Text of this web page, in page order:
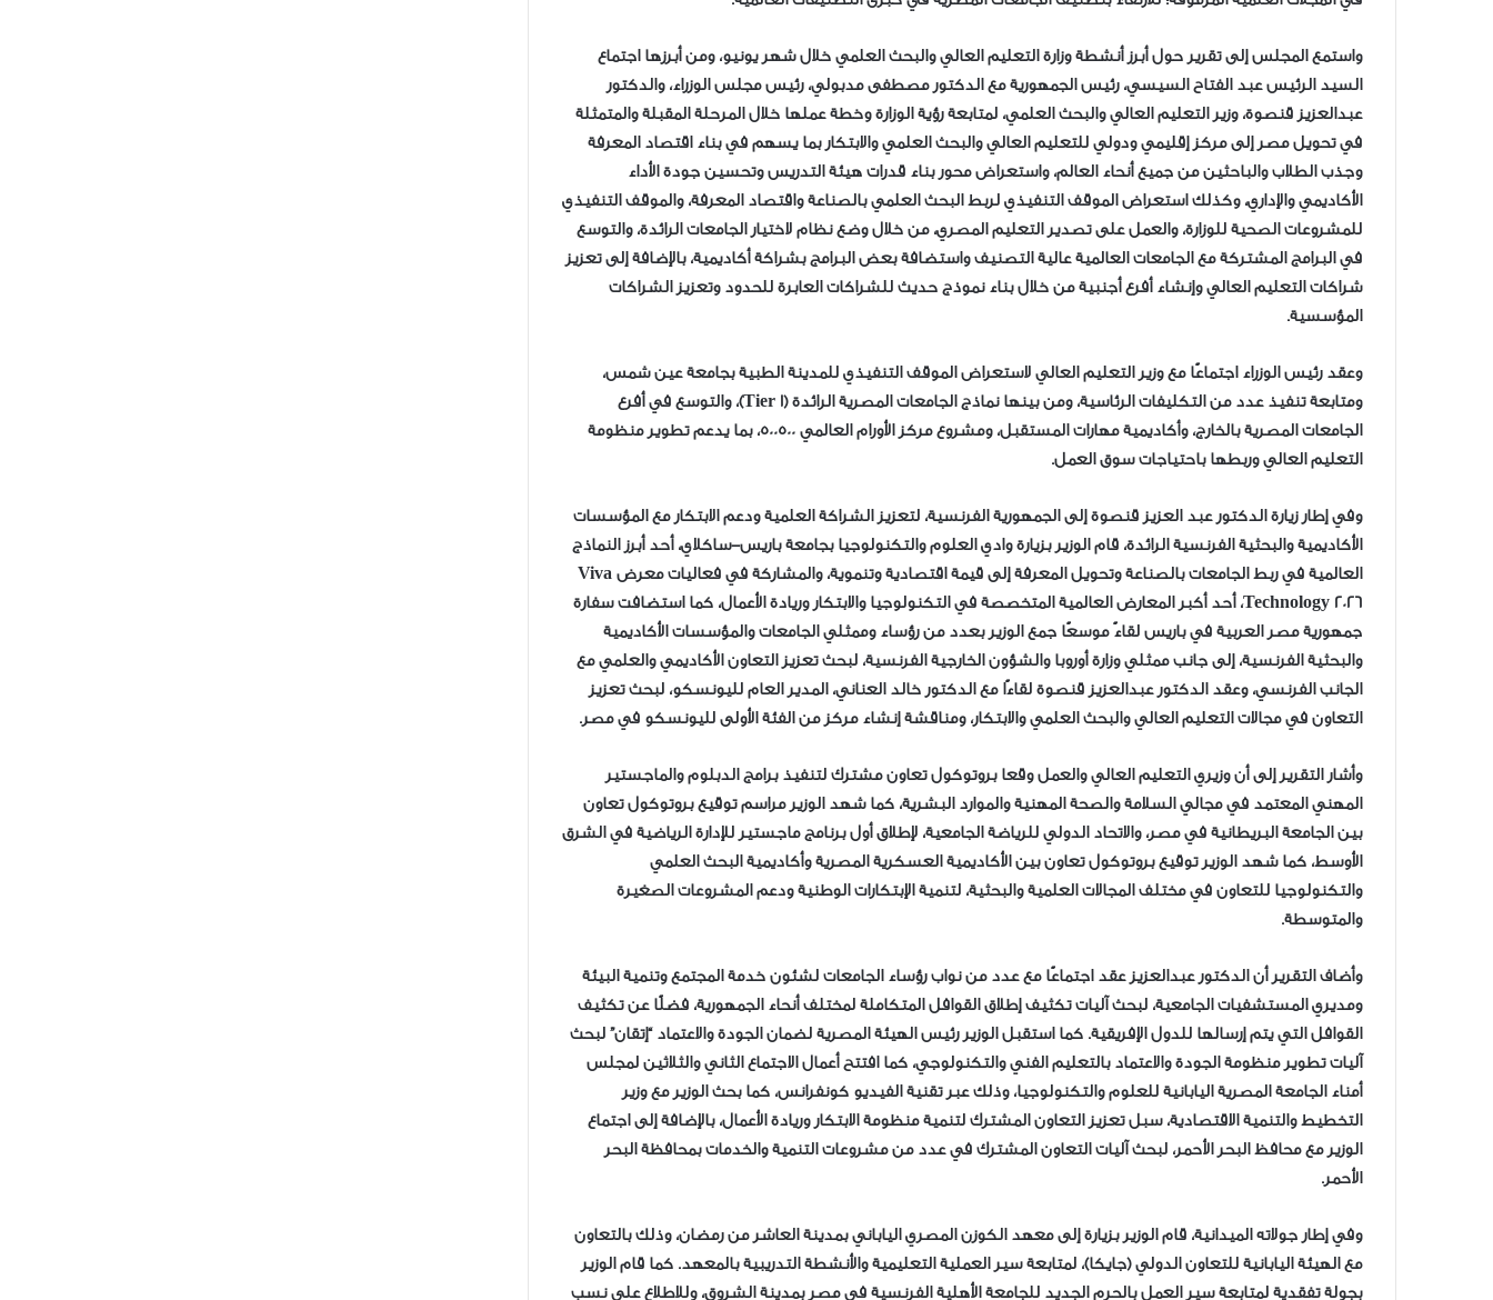
واستمع المجلس إلى تقرير حول أبرز أنشطة وزارة التعليم العالي والبحث العلمي خلال شهر يونيو، ومن أبرزها اجتماع
السيد الرئيس عبد الفتاح السيسي، رئيس الجمهورية مع الدكتور مصطفى مدبولي، رئيس مجلس الوزراء، والدكتور
عبدالعزيز قنصوة، وزير التعليم العالي والبحث العلمي، لمتابعة رؤية الوزارة وخطة عملها خلال المرحلة المقبلة والمتمثلة
في تحويل مصر إلى مركز إقليمي ودولي للتعليم العالي والبحث العلمي والابتكار بما يسهم في بناء اقتصاد المعرفة
وجذب الطلاب والباحثين من جميع أنحاء العالم، واستعراض محور بناء قدرات هيئة التدريس وتحسين جودة الأداء
الأكاديمي والإداري، وكذلك استعراض الموقف التنفيذي لربط البحث العلمي بالصناعة واقتصاد المعرفة، والموقف التنفيذي
للمشروعات الصحية للوزارة، والعمل على تصدير التعليم المصري، من خلال وضع نظام لاختيار الجامعات الرائدة، والتوسع
في البرامج المشتركة مع الجامعات العالمية عالية التصنيف واستضافة بعض البرامج بشراكة أكاديمية، بالإضافة إلى تعزيز
شراكات التعليم العالي وإنشاء أفرع أجنبية من خلال بناء نموذج حديث للشراكات العابرة للحدود وتعزيز الشراكات
المؤسسية.
وعقد رئيس الوزراء اجتماعًا مع وزير التعليم العالي لاستعراض الموقف التنفيذي للمدينة الطبية بجامعة عين شمس،
ومتابعة تنفيذ عدد من التكليفات الرئاسية، ومن بينها نماذج الجامعات المصرية الرائدة (Tier 1)، والتوسع في أفرع
الجامعات المصرية بالخارج، وأكاديمية مهارات المستقبل، ومشروع مركز الأورام العالمي 500500، بما يدعم تطوير منظومة
التعليم العالي وربطها باحتياجات سوق العمل.
وفي إطار زيارة الدكتور عبد العزيز قنصوة إلى الجمهورية الفرنسية، لتعزيز الشراكة العلمية ودعم الابتكار مع المؤسسات
الأكاديمية والبحثية الفرنسية الرائدة، قام الوزير بزيارة وادي العلوم والتكنولوجيا بجامعة باريس-ساكلاي، أحد أبرز النماذج
العالمية في ربط الجامعات بالصناعة وتحويل المعرفة إلى قيمة اقتصادية وتنموية، والمشاركة في فعاليات معرض Viva
Technology 2026، أحد أكبر المعارض العالمية المتخصصة في التكنولوجيا والابتكار وريادة الأعمال، كما استضافت سفارة
جمهورية مصر العربية في باريس لقاءً موسعًا جمع الوزير بعدد من رؤساء وممثلي الجامعات والمؤسسات الأكاديمية
والبحثية الفرنسية، إلى جانب ممثلي وزارة أوروبا والشؤون الخارجية الفرنسية، لبحث تعزيز التعاون الأكاديمي والعلمي مع
الجانب الفرنسي، وعقد الدكتور عبدالعزيز قنصوة لقاءًا مع الدكتور خالد العناني، المدير العام لليونسكو، لبحث تعزيز
التعاون في مجالات التعليم العالي والبحث العلمي والابتكار، ومناقشة إنشاء مركز من الفئة الأولى لليونسكو في مصر.
وأشار التقرير إلى أن وزيري التعليم العالي والعمل وقعا بروتوكول تعاون مشترك لتنفيذ برامج الدبلوم والماجستير
المهني المعتمد في مجالي السلامة والصحة المهنية والموارد البشرية، كما شهد الوزير مراسم توقيع بروتوكول تعاون
بين الجامعة البريطانية في مصر، والاتحاد الدولي للرياضة الجامعية، لإطلاق أول برنامج ماجستير للإدارة الرياضية في الشرق
الأوسط، كما شهد الوزير توقيع بروتوكول تعاون بين الأكاديمية العسكرية المصرية وأكاديمية البحث العلمي
والتكنولوجيا للتعاون في مختلف المجالات العلمية والبحثية، لتنمية الإبتكارات الوطنية ودعم المشروعات الصغيرة
والمتوسطة.
وأضاف التقرير أن الدكتور عبدالعزيز عقد اجتماعًا مع عدد من نواب رؤساء الجامعات لشئون خدمة المجتمع وتنمية البيئة
ومديري المستشفيات الجامعية، لبحث آليات تكثيف إطلاق القوافل المتكاملة لمختلف أنحاء الجمهورية، فضلًا عن تكثيف
القوافل التي يتم إرسالها للدول الإفريقية. كما استقبل الوزير رئيس الهيئة المصرية لضمان الجودة والاعتماد “إتقان” لبحث
آليات تطوير منظومة الجودة والاعتماد بالتعليم الفني والتكنولوجي، كما افتتح أعمال الاجتماع الثاني والثلاثين لمجلس
أمناء الجامعة المصرية اليابانية للعلوم والتكنولوجيا، وذلك عبر تقنية الفيديو كونفرانس، كما بحث الوزير مع وزير
التخطيط والتنمية الاقتصادية، سبل تعزيز التعاون المشترك لتنمية منظومة الابتكار وريادة الأعمال، بالإضافة إلى اجتماع
الوزير مع محافظ البحر الأحمر، لبحث آليات التعاون المشترك في عدد من مشروعات التنمية والخدمات بمحافظة البحر
الأحمر.
وفي إطار جولاته الميدانية، قام الوزير بزيارة إلى معهد الكوزن المصري الياباني بمدينة العاشر من رمضان، وذلك بالتعاون
مع الهيئة اليابانية للتعاون الدولي (جايكا)، لمتابعة سير العملية التعليمية والأنشطة التدريبية بالمعهد. كما قام الوزير
بجولة تفقدية لمتابعة سير العمل بالحرم الجديد للجامعة الأهلية الفرنسية في مصر بمدينة الشروق، وللاطلاع على نسب